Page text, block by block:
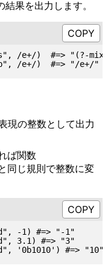
結果を出力します。
/e+/)  #=> "(?-
現の整数として出力
ば関数
同じ規則で整数に変
-1) #=> "-1"
3.1) #=> "3"